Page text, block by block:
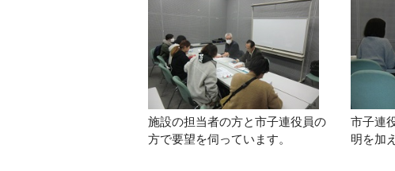
施設の担当者の方と市子連役員の
方で要望を伺っています。
市子連
明を加